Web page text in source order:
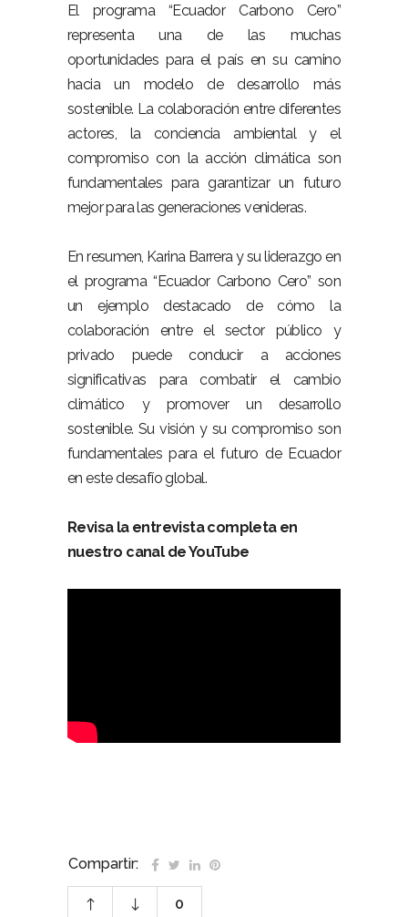
El programa “Ecuador Carbono Cero”
representa una de las muchas
oportunidades para el país en su camino
hacia un modelo de desarrollo más
sostenible. La colaboración entre diferentes
actores, la conciencia ambiental y el
compromiso con la acción climática son
fundamentales para garantizar un futuro
mejor para las generaciones venideras.
En resumen, Karina Barrera y su liderazgo en
el programa “Ecuador Carbono Cero” son
un ejemplo destacado de cómo la
colaboración entre el sector público y
privado puede conducir a acciones
significativas para combatir el cambio
climático y promover un desarrollo
sostenible. Su visión y su compromiso son
fundamentales para el futuro de Ecuador
en este desafío global.
Revisa la entrevista completa en
nuestro canal de YouTube
Compartir:
0